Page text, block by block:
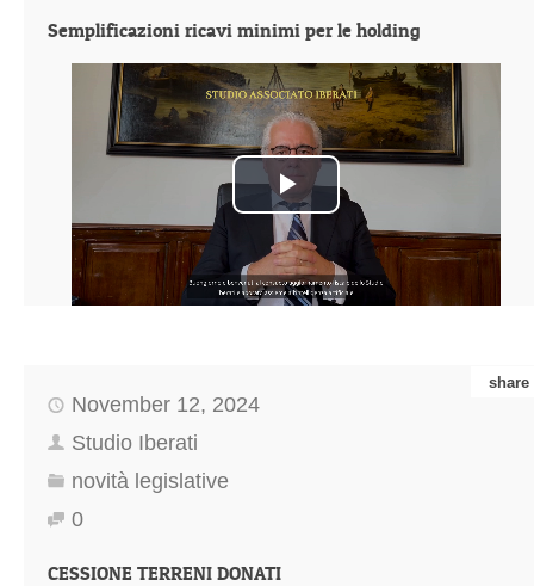
Semplificazioni ricavi minimi per le holding
Play
Video
share
November 12, 2024
Studio Iberati
novità legislative
0
CESSIONE TERRENI DONATI